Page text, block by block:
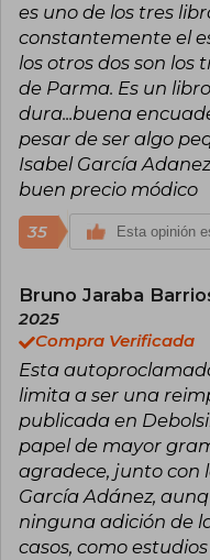
es uno de los tres
constantemente el
los otros dos son los
de Parma. Es un
dura...buena
pesar de ser algo
Isabel García
buen precio módico
35 Esta opinión
Bruno Jaraba
2025
Compra Verificada
Esta
limita a ser una
publicada en
papel de mayor
agradece, junto con
García Adánez,
ninguna adición de
casos, como